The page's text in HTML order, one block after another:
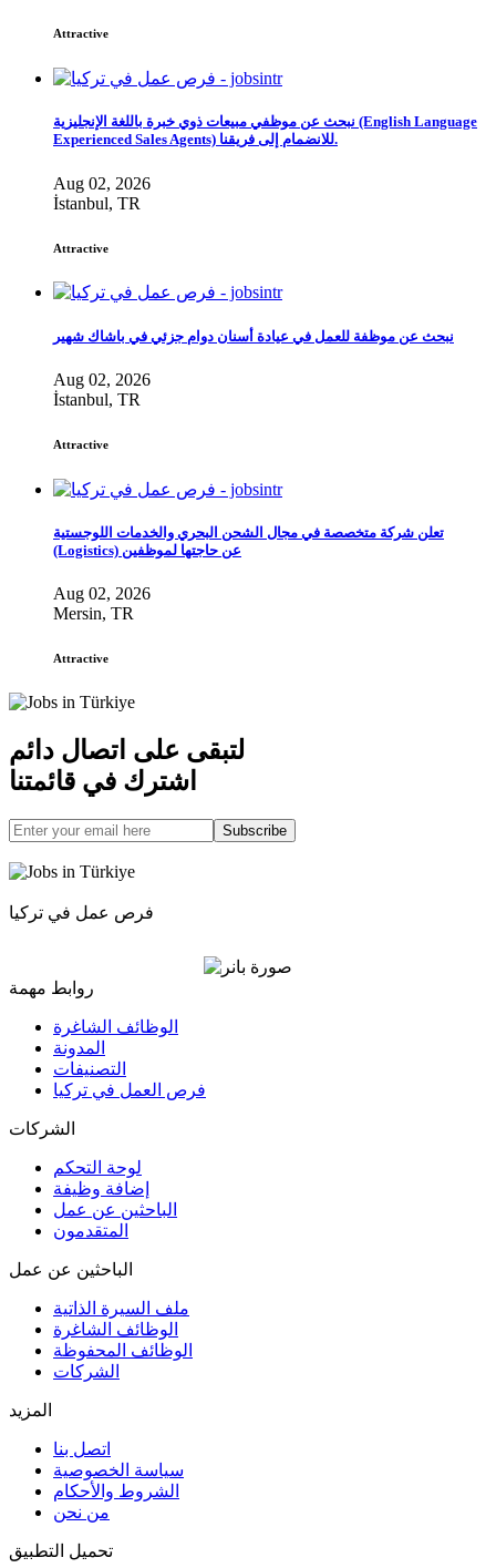
Attractive
نبحث عن موظفي مبيعات ذوي خبرة باللغة الإنجليزية (English Language
Experienced Sales Agents) للانضمام إلى فريقنا.
Aug 02, 2026
İstanbul, TR
Attractive
نبحث عن موظفة للعمل في عيادة أسنان دوام جزئي في باشاك شهير
Aug 02, 2026
İstanbul, TR
Attractive
تعلن شركة متخصصة في مجال الشحن البحري والخدمات اللوجستية
(Logistics) عن حاجتها لموظفين
Aug 02, 2026
Mersin, TR
Attractive
لتبقى على اتصال دائم
اشترك في قائمتنا
Subscribe
فرص عمل في تركيا
روابط مهمة
الوظائف الشاغرة
المدونة
التصنيفات
فرص العمل في تركيا
الشركات
لوحة التحكم
إضافة وظيفة
الباحثين عن عمل
المتقدمون
الباحثين عن عمل
ملف السيرة الذاتية
الوظائف الشاغرة
الوظائف المحفوظة
الشركات
المزيد
اتصل بنا
سياسة الخصوصية
الشروط والأحكام
من نحن
تحميل التطبيق